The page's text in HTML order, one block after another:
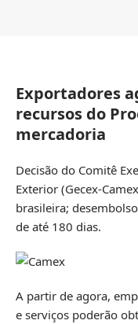
Exportadores
recursos do
mercadoria
Decisão do Comitê
Exterior (Gecex-
brasileira;
de até 180 dias.
A partir de agora,
e serviços poderão